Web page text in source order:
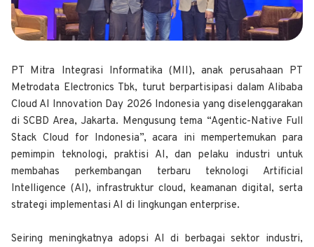
PT Mitra Integrasi Informatika (MII), anak perusahaan PT
Metrodata Electronics Tbk, turut berpartisipasi dalam Alibaba
Cloud AI Innovation Day 2026 Indonesia yang diselenggarakan
di SCBD Area, Jakarta. Mengusung tema “Agentic-Native Full
Stack Cloud for Indonesia”, acara ini mempertemukan para
pemimpin teknologi, praktisi AI, dan pelaku industri untuk
membahas perkembangan terbaru teknologi Artificial
Intelligence (AI), infrastruktur cloud, keamanan digital, serta
strategi implementasi AI di lingkungan enterprise.
Seiring meningkatnya adopsi AI di berbagai sektor industri,